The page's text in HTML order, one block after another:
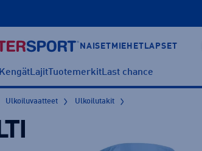
NAISET MIEHET LAPSET
KengätLajitTuotemerkitLast chance
Ulkoiluvaatteet Ulkoilutakit